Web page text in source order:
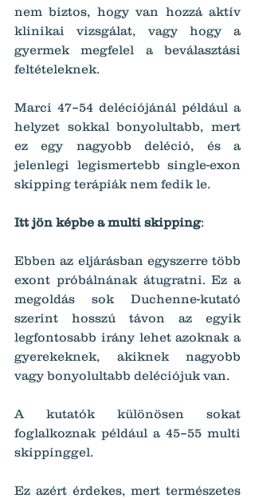
nem biztos, hogy van hozzá aktív
klinikai vizsgálat, vagy hogy a
gyermek megfelel a beválasztási
feltételeknek.
Marci 47–54 deléciójánál például a
helyzet sokkal bonyolultabb, mert
ez egy nagyobb deléció, és a
jelenlegi legismertebb single-exon
skipping terápiák nem fedik le.
Itt jön képbe a multi skipping:
Ebben az eljárásban egyszerre több
exont próbálnának átugratni. Ez a
megoldás sok Duchenne-kutató
szerint hosszú távon az egyik
legfontosabb irány lehet azoknak a
gyerekeknek, akiknek nagyobb
vagy bonyolultabb deléciójuk van.
A kutatók különösen sokat
foglalkoznak például a 45–55 multi
skippinggel.
Ez azért érdekes, mert természetes